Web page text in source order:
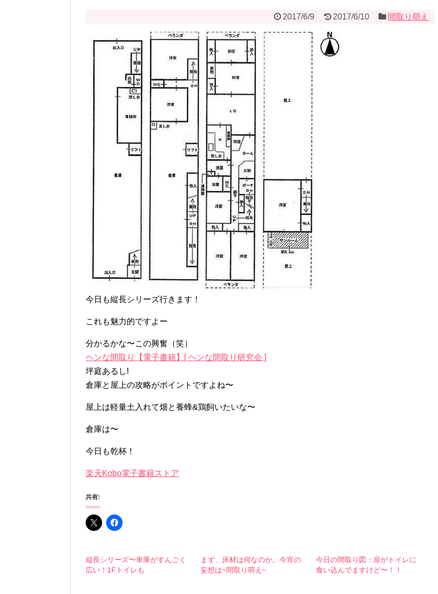
2017/6/9 2017/6/10 間取り萌え
今日も縦長シリーズ行きます！
これも魅力的ですよー
分かるかな〜この興奮（笑）
ヘンな間取り【電子書籍】[ ヘンな間取り研究会 ]
坪庭あるし!
倉庫と屋上の攻略がポイントですよね〜
屋上は軽量土入れて畑と養蜂&鶏飼いたいな〜
倉庫は〜
今日も乾杯！
楽天Kobo電子書籍ストア
共有:
縦長シリーズ〜車庫がすんごく
広い！1Fトイレも
まず、床材は何なのか。今宵の
妄想は~間取り萌え~
今日の間取り図：扉がトイレに
食い込んでますけど〜！！